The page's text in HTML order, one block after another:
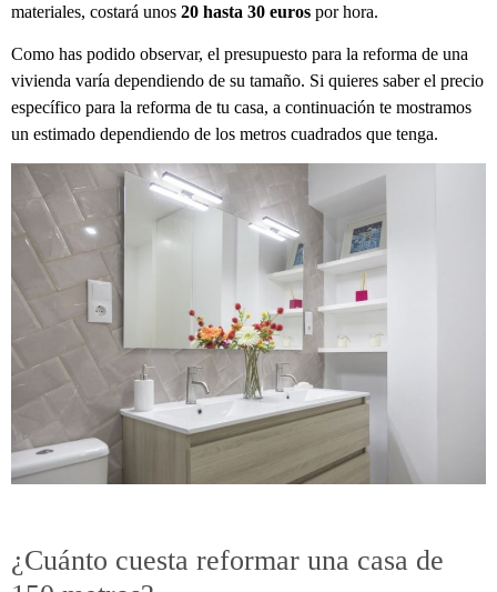
materiales, costará unos 20 hasta 30 euros por hora.
Como has podido observar, el presupuesto para la reforma de una
vivienda varía dependiendo de su tamaño. Si quieres saber el precio
específico para la reforma de tu casa, a continuación te mostramos
un estimado dependiendo de los metros cuadrados que tenga.
¿Cuánto cuesta reformar una casa de